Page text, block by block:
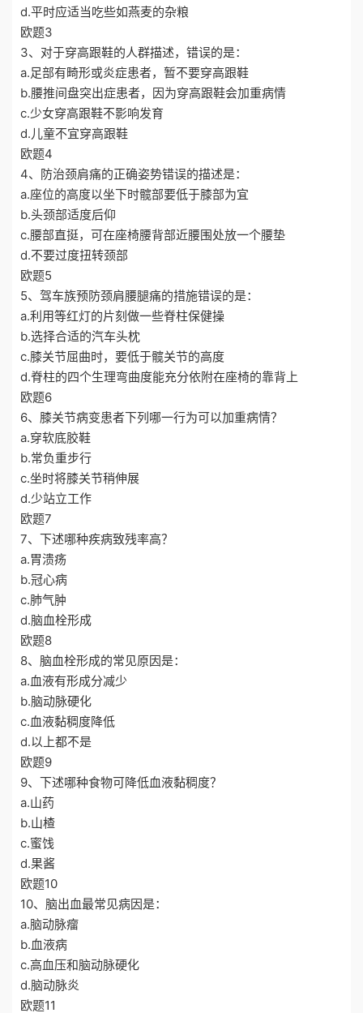
d.平时应适当吃些如燕麦的杂粮
欧题3
3、对于穿高跟鞋的人群描述，错误的是：
a.足部有畸形或炎症患者，暂不要穿高跟鞋
b.腰推间盘突出症患者，因为穿高跟鞋会加重病情
c.少女穿高跟鞋不影响发育
d.儿童不宜穿高跟鞋
欧题4
4、防治颈肩痛的正确姿势错误的描述是：
a.座位的高度以坐下时髋部要低于膝部为宜
b.头颈部适度后仰
c.腰部直挺，可在座椅腰背部近腰围处放一个腰垫
d.不要过度扭转颈部
欧题5
5、驾车族预防颈肩腰腿痛的措施错误的是：
a.利用等红灯的片刻做一些脊柱保健操
b.选择合适的汽车头枕
c.膝关节屈曲时，要低于髋关节的高度
d.脊柱的四个生理弯曲度能充分依附在座椅的靠背上
欧题6
6、膝关节病变患者下列哪一行为可以加重病情？
a.穿软底胶鞋
b.常负重步行
c.坐时将膝关节稍伸展
d.少站立工作
欧题7
7、下述哪种疾病致残率高？
a.胃溃疡
b.冠心病
c.肺气肿
d.脑血栓形成
欧题8
8、脑血栓形成的常见原因是：
a.血液有形成分减少
b.脑动脉硬化
c.血液黏稠度降低
d.以上都不是
欧题9
9、下述哪种食物可降低血液黏稠度？
a.山药
b.山楂
c.蜜饯
d.果酱
欧题10
10、脑出血最常见病因是：
a.脑动脉瘤
b.血液病
c.高血压和脑动脉硬化
d.脑动脉炎
欧题11